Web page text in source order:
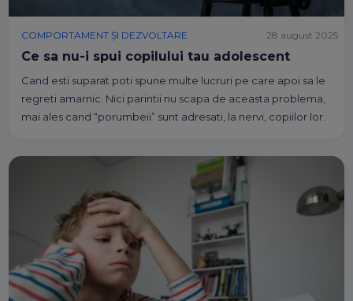
COMPORTAMENT ȘI DEZVOLTARE
Ce sa nu-i spui copilului tau adolescent
Cand esti suparat poti spune multe lucruri pe care apoi sa le
regreti amarnic. Nici parintii nu scapa de aceasta problema,
mai ales cand “porumbeii” sunt adresati, la nervi, copiilor lor.
28 august 2025